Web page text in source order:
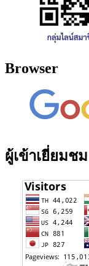
Browser
ผู้เข้าเยี่ยมชม